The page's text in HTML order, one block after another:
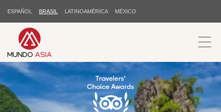
ESPAÑOL BRASIL LATINOAMÉRICA MÉXICO